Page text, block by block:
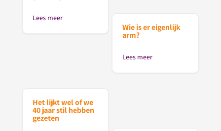
Lees meer
Wie is er eigenlijk
arm?
Lees meer
Het lijkt wel of we
40 jaar stil hebben
gezeten